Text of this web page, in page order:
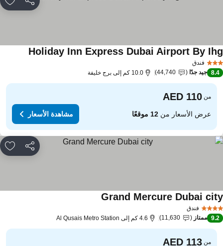
مشاركة
فندق
Holiday Inn Express Dubai Airport By
8.4 جيد جدًا 44,740 10.0 كم إلى برج خليفة
من
عرض الأسعار من12 موقعًا مشاهدة الأسعار
مشاركة
فندق
Grand Mercure Dubai
9.2 ممتاز 11,630 4.6 كم إلى Al Qusais Metro Station
من